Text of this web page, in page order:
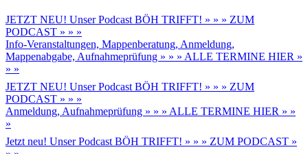
JETZT NEU! Unser Podcast BÖH TRIFFT! » » » ZUM
PODCAST » » »
Info-Veranstaltungen, Mappenberatung, Anmeldung,
Mappenabgabe, Aufnahmeprüfung » » » ALLE TERMINE HIER »
» »
JETZT NEU! Unser Podcast BÖH TRIFFT! » » » ZUM
PODCAST » » »
Anmeldung, Aufnahmeprüfung » » » ALLE TERMINE HIER » »
»
Jetzt neu! Unser Podcast BÖH TRIFFT! » » » ZUM PODCAST »